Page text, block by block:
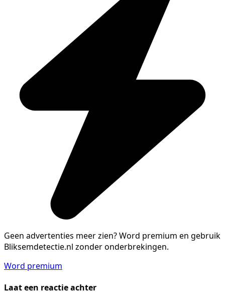
Geen advertenties meer zien?Word premium en gebruik
Bliksemdetectie.nl zonder onderbrekingen.
Word premium
Laat een reactie achter